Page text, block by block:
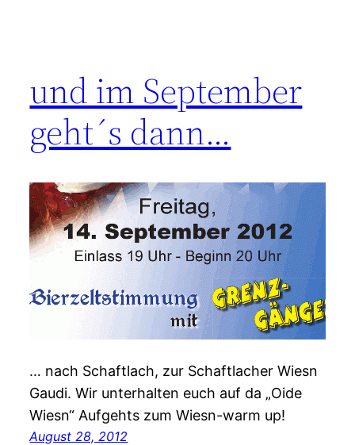
und im September
geht´s dann…
… nach Schaftlach, zur Schaftlacher Wiesn
Gaudi. Wir unterhalten euch auf da „Oide
Wiesn“ Aufgehts zum Wiesn-warm up!
August 28, 2012